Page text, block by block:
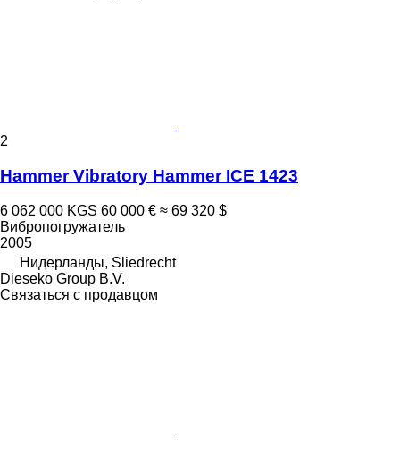
2
Hammer Vibratory Hammer ICE 1423
6 062 000 KGS 60 000 € ≈ 69 320 $
Вибропогружатель
2005
Нидерланды, Sliedrecht
Dieseko Group B.V.
Связаться с продавцом